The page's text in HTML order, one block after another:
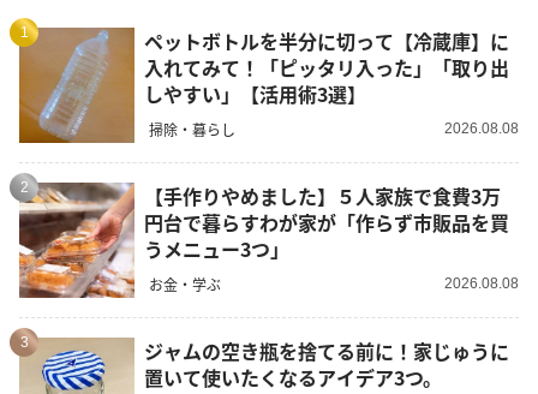
1
ペットボトルを半分に切って【冷蔵庫】に
入れてみて！「ピッタリ入った」「取り出
しやすい」【活用術3選】
掃除・暮らし 2026.08.08
2
【手作りやめました】５人家族で食費3万
円台で暮らすわが家が「作らず市販品を買
うメニュー3つ」
お金・学ぶ 2026.08.08
3
ジャムの空き瓶を捨てる前に！家じゅうに
置いて使いたくなるアイデア3つ。